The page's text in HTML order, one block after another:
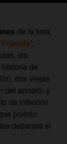
de la lista,
Friends’,
los
de
dos viejas
del armario y
de inflexión
podrán
deparará el